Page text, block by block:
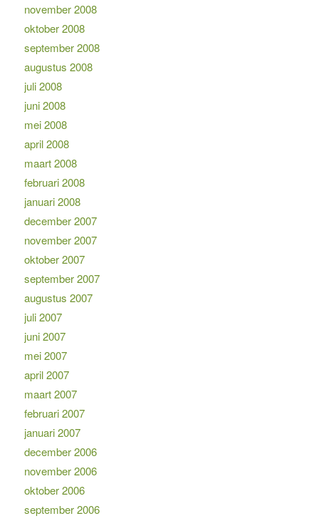
november 2008
oktober 2008
september 2008
augustus 2008
juli 2008
juni 2008
mei 2008
april 2008
maart 2008
februari 2008
januari 2008
december 2007
november 2007
oktober 2007
september 2007
augustus 2007
juli 2007
juni 2007
mei 2007
april 2007
maart 2007
februari 2007
januari 2007
december 2006
november 2006
oktober 2006
september 2006